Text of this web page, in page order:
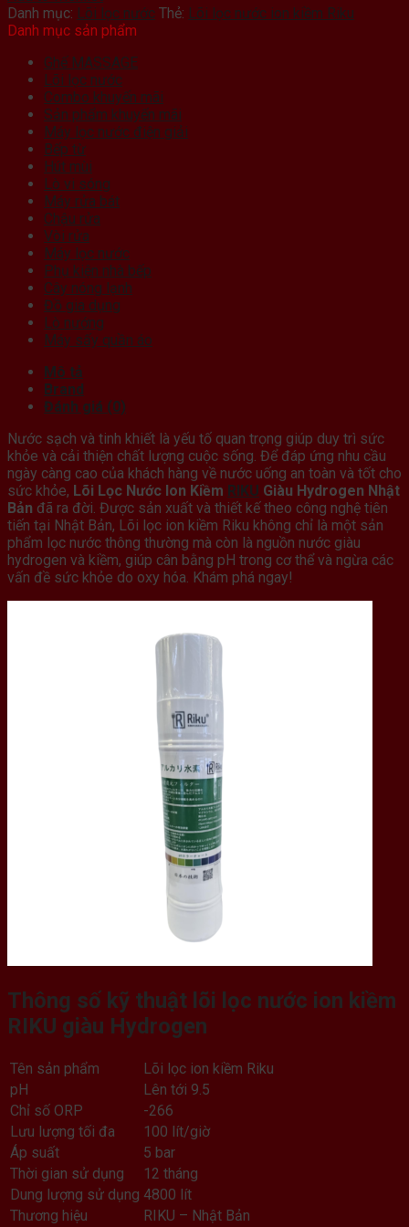
Danh mục: Lõi lọc nước Thẻ: Lõi lọc nước ion kiềm Riku
Danh mục sản phẩm
Ghế MASSAGE
Lõi lọc nước
Combo khuyến mãi
Sản phẩm khuyến mãi
Máy lọc nước điện giải
Bếp từ
Hút mùi
Lò vi sóng
Máy rửa bát
Chậu rửa
Vòi rửa
Máy lọc nước
Phụ kiện nhà bếp
Cây nóng lạnh
Đồ gia dụng
Lò nướng
Máy sấy quần áo
Mô tả
Brand
Đánh giá (0)
Nước sạch và tinh khiết là yếu tố quan trọng giúp duy trì sức
khỏe và cải thiện chất lượng cuộc sống. Để đáp ứng nhu cầu
ngày càng cao của khách hàng về nước uống an toàn và tốt cho
sức khỏe, Lõi Lọc Nước Ion Kiềm RIKU Giàu Hydrogen Nhật
Bản đã ra đời. Được sản xuất và thiết kế theo công nghệ tiên
tiến tại Nhật Bản, Lõi lọc ion kiềm Riku không chỉ là một sản
phẩm lọc nước thông thường mà còn là nguồn nước giàu
hydrogen và kiềm, giúp cân bằng pH trong cơ thể và ngừa các
vấn đề sức khỏe do oxy hóa. Khám phá ngay!
Thông số kỹ thuật lõi lọc nước ion kiềm
RIKU giàu Hydrogen
Tên sản phẩm
Lõi lọc ion kiềm Riku
pH
Lên tới 9.5
Chỉ số ORP
-266
Lưu lượng tối đa
100 lít/giờ
Áp suất
5 bar
Thời gian sử dụng
12 tháng
Dung lượng sử dụng 4800 lít
Thương hiệu
RIKU – Nhật Bản